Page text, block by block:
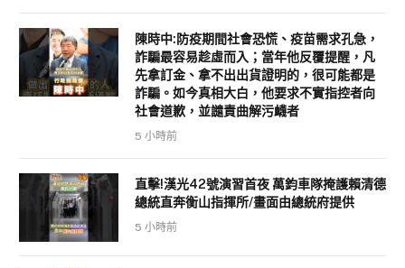
陳時中:防疫期間社會恐慌、疫苗需求孔急，
詐騙最容易趁虛而入；當年他反覆提醒，凡
先拿訂金、拿不出出貨證明的，很可能都是
詐騙。如今真相大白，他要求不實指控者向
社會道歉，並譴責曲解污衊者
5 小時前
直擊!漢光42號演習首夜 萬鈞車隊掩護賴清德
總統直奔衡山指揮所/畫面由總統府提供
5 小時前